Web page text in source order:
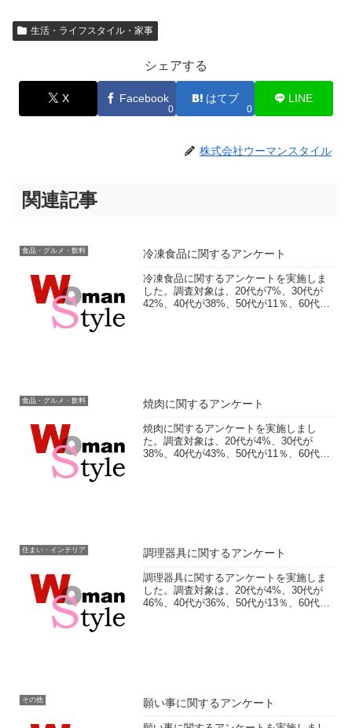
生活・ライフスタイル・家事
シェアする
X Facebook
0
はてブ
0
LINE
株式会社ウーマンスタイル
関連記事
食品・グルメ・飲料 冷凍食品に関するアンケート
冷凍食品に関するアンケートを実施しま
した。調査対象は、20代が7%、30代が
42%、40代が38%、50代が11％、60代が
食品・グルメ・飲料 焼肉に関するアンケート
焼肉に関するアンケートを実施しまし
た。調査対象は、20代が4%、30代が
38%、40代が43%、50代が11％、60代以
住まい・インテリア 調理器具に関するアンケート
調理器具に関するアンケートを実施しま
した。調査対象は、20代が4%、30代が
46%、40代が36%、50代が13％、60代以
その他 願い事に関するアンケート